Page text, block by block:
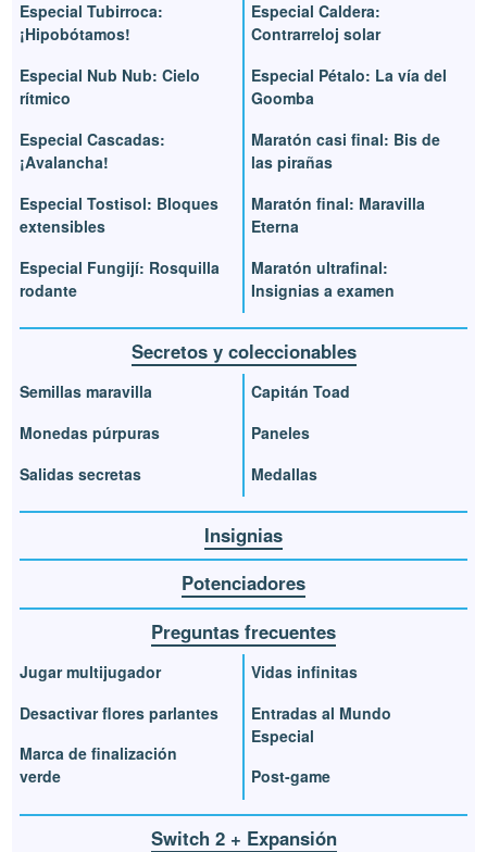
Especial Tubirroca:
¡Hipobótamos!
Especial Nub Nub: Cielo
rítmico
Especial Cascadas:
¡Avalancha!
Especial Tostisol: Bloques
extensibles
Especial Fungijí: Rosquilla
rodante
Especial Caldera:
Contrarreloj solar
Especial Pétalo: La vía del
Goomba
Maratón casi final: Bis de
las pirañas
Maratón final: Maravilla
Eterna
Maratón ultrafinal:
Insignias a examen
Secretos y coleccionables
Semillas maravilla
Monedas púrpuras
Salidas secretas
Capitán Toad
Paneles
Medallas
Insignias
Potenciadores
Preguntas frecuentes
Jugar multijugador
Desactivar flores parlantes
Marca de finalización
verde
Vidas infinitas
Entradas al Mundo
Especial
Post-game
Switch 2 + Expansión